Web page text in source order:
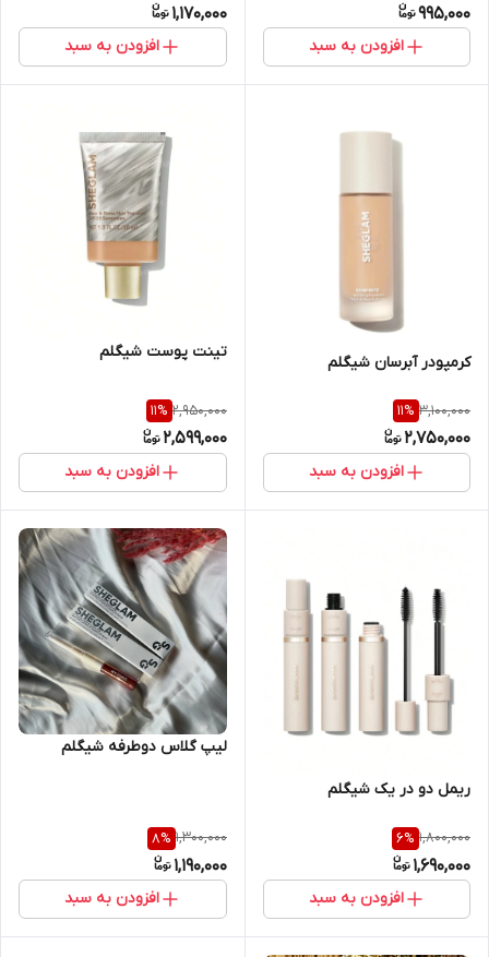
995,000
افزودن به سبد
1,170,000
افزودن به سبد
کرمپودر آبرسان شیگلم
3,100,000
11%
2,750,000
افزودن به سبد
تینت پوست شیگلم
2,950,000
11%
2,599,000
افزودن به سبد
ریمل دو در یک شیگلم
1,800,000
6%
1,690,000
افزودن به سبد
لیپ گلاس دوطرفه شیگلم
1,300,000
8%
1,190,000
افزودن به سبد